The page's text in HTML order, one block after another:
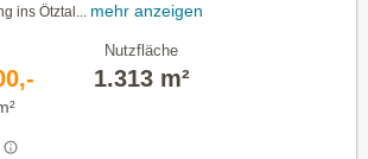
ins Ötztal... mehr anzeigen
Nutzfläche
1.313 m²